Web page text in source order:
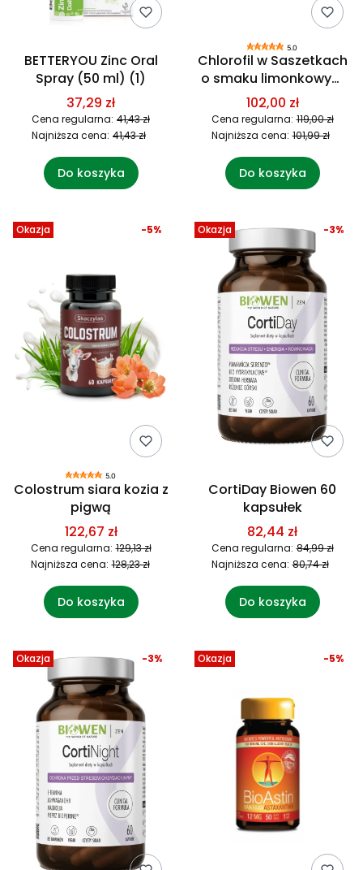
BETTERYOU Zinc Oral
Spray (50 ml) (1)
37,29 zł
Cena regularna: 41,43 zł
Najniższa cena: 41,43 zł
Do koszyka
5.0
Chlorofil w Saszetkach
o smaku limonkowym
(67,5 g) - Naturalne
Wsparcie dla Twojego
Organizmu
102,00 zł
Cena regularna: 119,00 zł
Najniższa cena: 101,99 zł
Do koszyka
Okazja
5.0
Colostrum siara kozia z
pigwą
122,67 zł
Cena regularna: 129,13 zł
-5%
Najniższa cena: 128,23 zł
Do koszyka
Okazja
CortiDay Biowen 60
kapsułek
82,44 zł
Cena regularna: 84,99 zł
-3%
Najniższa cena: 80,74 zł
Do koszyka
Okazja -3% Okazja -5%